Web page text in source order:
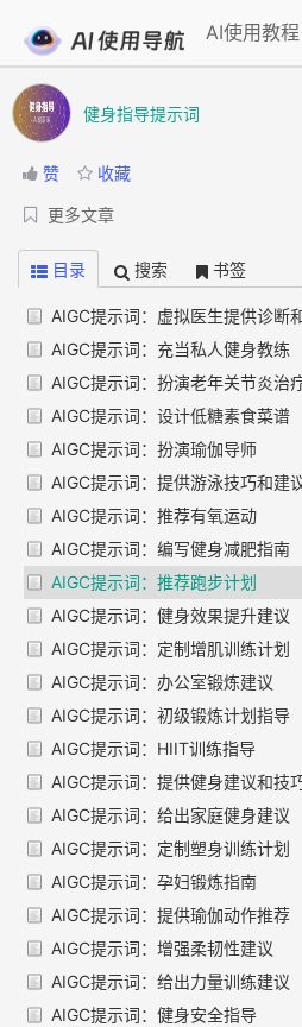
AI使用教程
健身指导提示词
赞 收藏
更多文章
目录 搜索 书签
AIGC提示词：虚拟医生提供诊断
AIGC提示词：充当私人健身教练
AIGC提示词：扮演老年关节炎治疗
AIGC提示词：设计低糖素食菜谱
AIGC提示词：扮演瑜伽导师
AIGC提示词：提供游泳技巧和建
AIGC提示词：推荐有氧运动
AIGC提示词：编写健身减肥指南
AIGC提示词：推荐跑步计划
AIGC提示词：健身效果提升建议
AIGC提示词：定制增肌训练计划
AIGC提示词：办公室锻炼建议
AIGC提示词：初级锻炼计划指导
AIGC提示词：HIIT训练指导
AIGC提示词：提供健身建议和技
AIGC提示词：给出家庭健身建议
AIGC提示词：定制塑身训练计划
AIGC提示词：孕妇锻炼指南
AIGC提示词：提供瑜伽动作推荐
AIGC提示词：增强柔韧性建议
AIGC提示词：给出力量训练建议
AIGC提示词：健身安全指导